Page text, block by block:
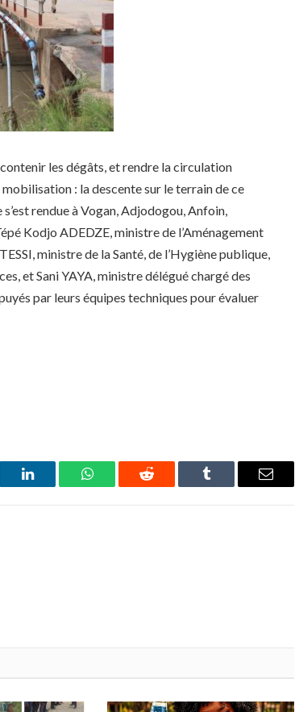
les dégâts, et rendre la circulation
: la descente sur le terrain de ce
rendue à Vogan, Adjodogou, Anfoin,
Kodjo ADEDZE, ministre de l’Aménagement
ministre de la Santé, de l’Hygiène publique,
et Sani YAYA, ministre délégué chargé des
par leurs équipes techniques pour évaluer
LinkedIn WhatsAppReddit Tumblr Email